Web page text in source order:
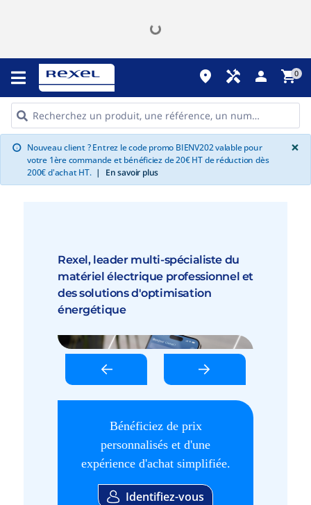
place handyman person shopping_cart0
info Nouveau client ? Entrez le code promo BIENV202 valable pour
votre 1ère commande et bénéficiez de 20€ HT de réduction dès
200€ d'achat HT. | En savoir plus
×
Rexel, leader multi-spécialiste du
matériel électrique professionnel et
des solutions d'optimisation
énergétique
Bénéficiez de prix
personnalisés et d'une
expérience d'achat simplifiée.
Identifiez-vous